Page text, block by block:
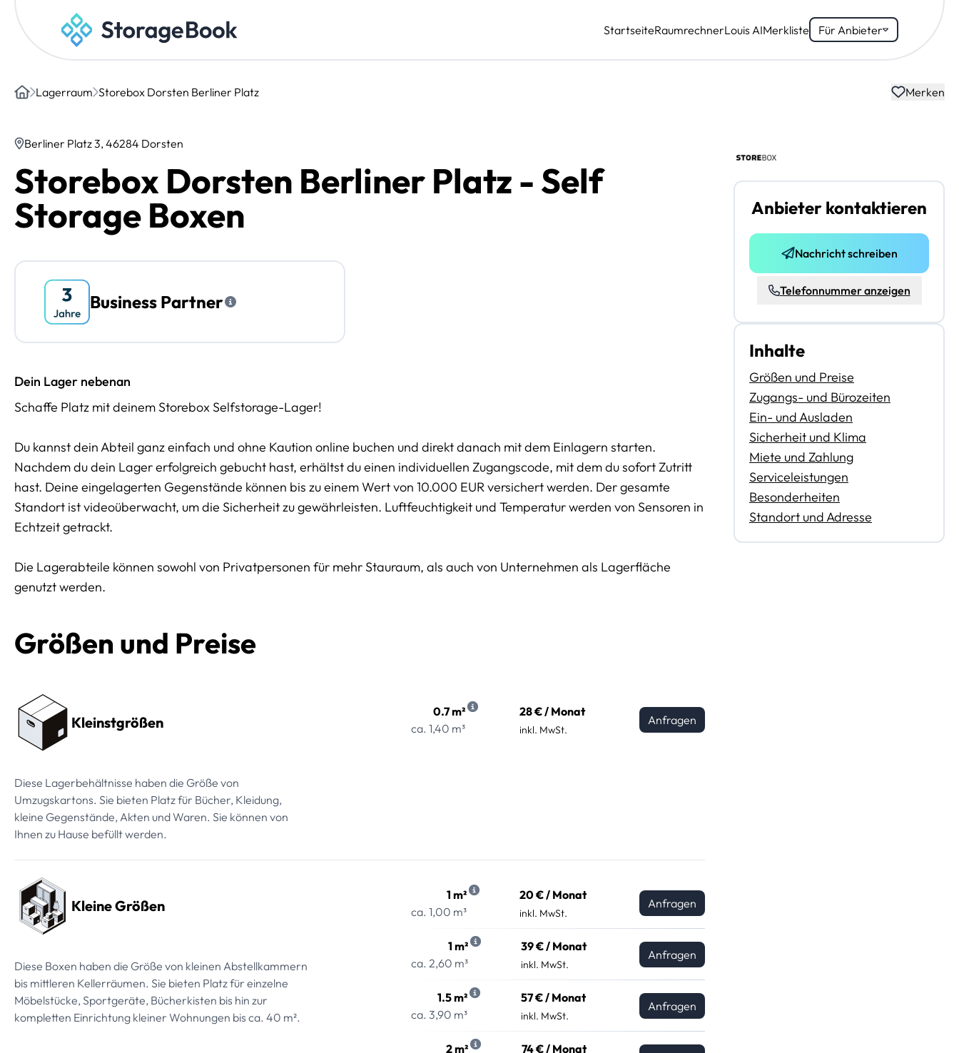
StartseiteRaumrechnerLouis AIMerkliste Für Anbieter
Lagerraum Storebox Dorsten Berliner Platz Merken
Berliner Platz 3, 46284 Dorsten
Storebox Dorsten Berliner Platz - Self
Storage Boxen
Business Partner
Dein Lager nebenan
Schaffe Platz mit deinem Storebox Selfstorage-Lager!
Du kannst dein Abteil ganz einfach und ohne Kaution online buchen und direkt danach mit dem Einlagern starten.
Nachdem du dein Lager erfolgreich gebucht hast, erhältst du einen individuellen Zugangscode, mit dem du sofort Zutritt
hast. Deine eingelagerten Gegenstände können bis zu einem Wert von 10.000 EUR versichert werden. Der gesamte
Standort ist videoüberwacht, um die Sicherheit zu gewährleisten. Luftfeuchtigkeit und Temperatur werden von Sensoren in
Echtzeit getrackt.
Die Lagerabteile können sowohl von Privatpersonen für mehr Stauraum, als auch von Unternehmen als Lagerfläche
genutzt werden.
Größen und Preise
Kleinstgrößen
Diese Lagerbehältnisse haben die Größe von
Umzugskartons. Sie bieten Platz für Bücher, Kleidung,
kleine Gegenstände, Akten und Waren. Sie können von
Ihnen zu Hause befüllt werden.
0.7 m²
ca. 1,40 m³
28 € / Monat
inkl. MwSt.
Anfragen
Kleine Größen
Diese Boxen haben die Größe von kleinen Abstellkammern
bis mittleren Kellerräumen. Sie bieten Platz für einzelne
Möbelstücke, Sportgeräte, Bücherkisten bis hin zur
kompletten Einrichtung kleiner Wohnungen bis ca. 40 m².
1 m²
ca. 1,00 m³
20 € / Monat
inkl. MwSt.
Anfragen
1 m²
ca. 2,60 m³
39 € / Monat
inkl. MwSt.
Anfragen
1.5 m²
ca. 3,90 m³
57 € / Monat
inkl. MwSt.
Anfragen
2 m²
74 € / Monat
Anbieter kontaktieren
Nachricht schreiben
Telefonnummer anzeigen
Inhalte
Größen und Preise
Zugangs- und Bürozeiten
Ein- und Ausladen
Sicherheit und Klima
Miete und Zahlung
Serviceleistungen
Besonderheiten
Standort und Adresse